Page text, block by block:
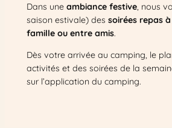
Dans une ambiance festive, nous
saison estivale) des soirées repas
famille ou entre amis.
Dès votre arrivée au camping, le
activités et des soirées de la
sur l’application du camping.